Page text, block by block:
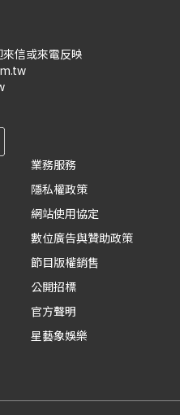
信或來電反映
業務服務
隱私權政策
網站使用協定
數位廣告與贊助政策
節目版權銷售
公開招標
官方聲明
星藝象娛樂